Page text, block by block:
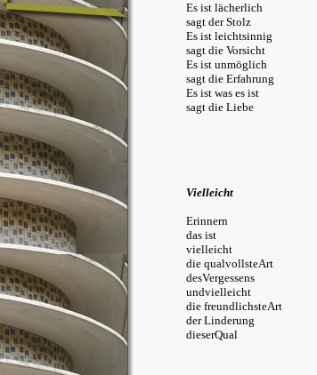
Es ist
sagt der
Es ist
sagt die
Es ist
sagt die
Es ist was es
sagt die
Vielleicht
Erinnern
das ist
vielleicht
die qualvollsteArt
desVergessens
undvielleicht
die
der Linderung
dieserQual